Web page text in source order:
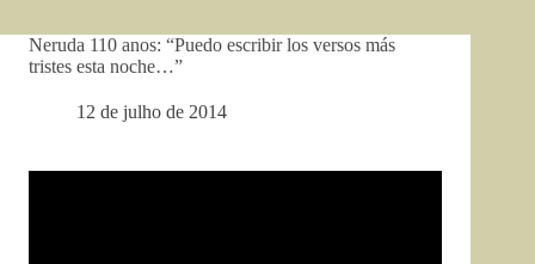
Neruda 110 anos: “Puedo escribir los versos más
tristes esta noche…”
12 de julho de 2014